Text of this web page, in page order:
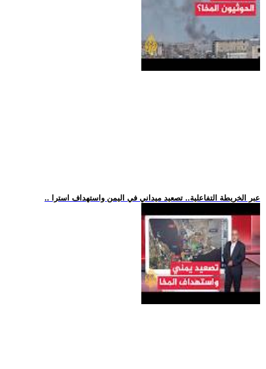
.. عبر الخريطة التفاعلية.. تصعيد ميداني في اليمن واستهداف استرا